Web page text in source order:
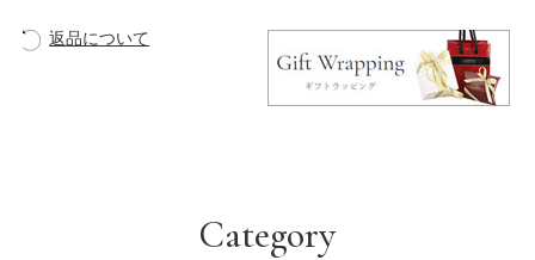
返品について
Category